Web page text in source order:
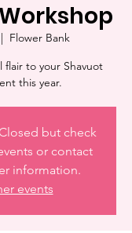
Flower Bank
to your Shavuot
this year.
but check
or contact
information.
events